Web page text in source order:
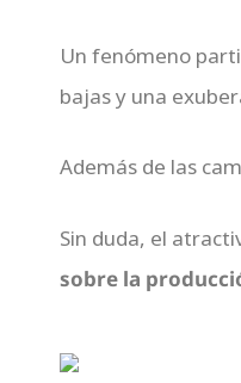
Un fenómeno
bajas y una
Además de las
Sin duda, el
sobre la